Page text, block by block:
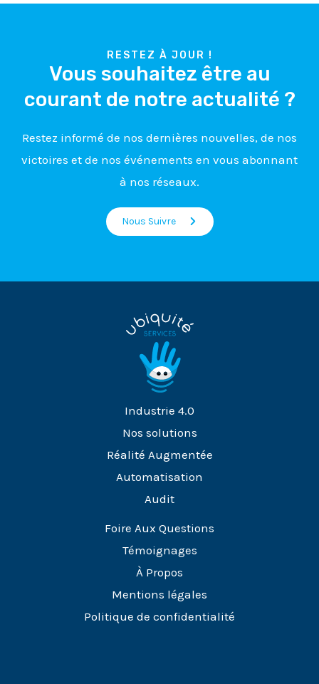
RESTEZ À JOUR !
Vous souhaitez être au
courant de notre actualité ?
Restez informé de nos dernières nouvelles, de nos
victoires et de nos événements en vous abonnant
à nos réseaux.
Nous Suivre
Industrie 4.0
Nos solutions
Réalité Augmentée
Automatisation
Audit
Foire Aux Questions
Témoignages
À Propos
Mentions légales
Politique de confidentialité